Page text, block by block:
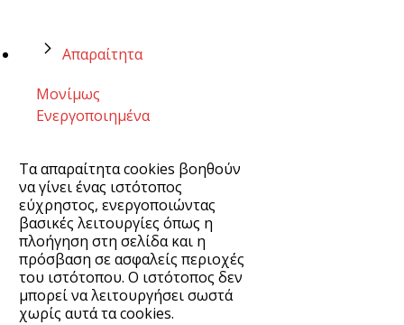
Απαραίτητα
Μονίμως
Ενεργοποιημένα
Τα απαραίτητα cookies βοηθούν
να γίνει ένας ιστότοπος
εύχρηστος, ενεργοποιώντας
βασικές λειτουργίες όπως η
πλοήγηση στη σελίδα και η
πρόσβαση σε ασφαλείς περιοχές
του ιστότοπου. Ο ιστότοπος δεν
μπορεί να λειτουργήσει σωστά
χωρίς αυτά τα cookies.